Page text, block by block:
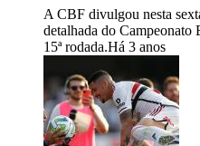
A CBF divulgou nesta
detalhada do Campeonato
15ª rodada.Há 3 anos